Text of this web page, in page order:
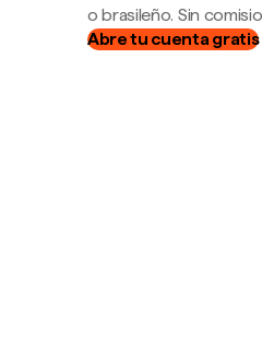
o brasileño. Sin
Abre tu cuenta gratis